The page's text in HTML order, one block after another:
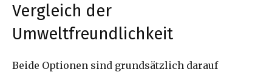
Vergleich der
Umweltfreundlichkeit
Beide Optionen sind grundsätzlich darauf